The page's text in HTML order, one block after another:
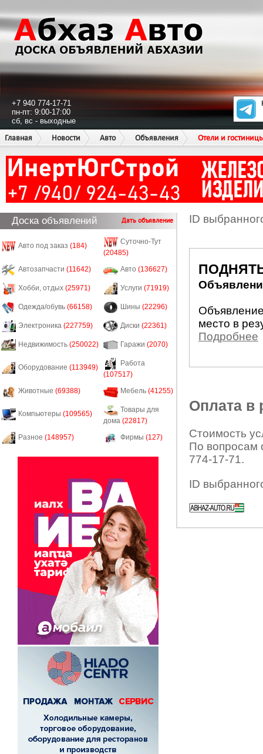
+7 940 774-17-71
пн-пт: 9:00-17:00
сб, вс - выходные
Главная
Новости Авто Объявления Отели и
Доска объявлений Дать объявление
Авто под заказ (184)
Суточно-Тут
(20485)
Автозапчасти (11642) Авто (136627)
Хобби, отдых (25971) Услуги (71919)
Одежда/обувь (66158) Шины (22296)
Электроника (227759) Диски (22361)
Недвижимость (250022) Гаражи (2070)
Оборудование (113949)
Работа
(107517)
Животные (69388) Мебель (41255)
Компьютеры (109565)
Товары для
дома (22817)
Разное (148957) Фирмы (127)
ID
место в
Подробнее
Оплата в
Стоимость
По вопросам
774-17-71.
ID